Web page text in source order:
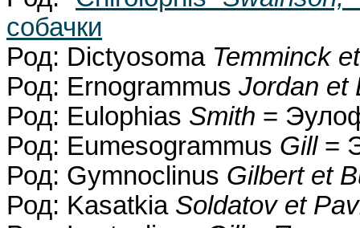
собачки
Род: Dictyosoma Temminck
Род: Ernogrammus Jordan et
Род: Eulophias Smith =
Род: Eumesogrammus Gill=
Род: Gymnoclinus Gilbert et
Род: Kasatkia Soldatov et